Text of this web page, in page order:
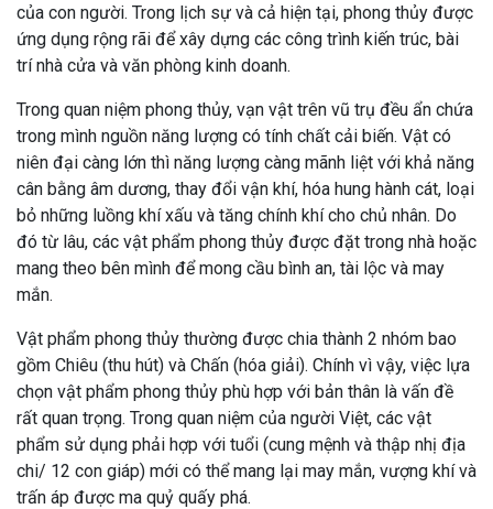
của con người. Trong lịch sự và cả hiện tại, phong thủy được
ứng dụng rộng rãi để xây dựng các công trình kiến trúc, bài
trí nhà cửa và văn phòng kinh doanh.
Trong quan niệm phong thủy, vạn vật trên vũ trụ đều ẩn chứa
trong mình nguồn năng lượng có tính chất cải biến. Vật có
niên đại càng lớn thì năng lượng càng mãnh liệt với khả năng
cân bằng âm dương, thay đổi vận khí, hóa hung hành cát, loại
bỏ những luồng khí xấu và tăng chính khí cho chủ nhân. Do
đó từ lâu, các vật phẩm phong thủy được đặt trong nhà hoặc
mang theo bên mình để mong cầu bình an, tài lộc và may
mắn.
Vật phẩm phong thủy thường được chia thành 2 nhóm bao
gồm Chiêu (thu hút) và Chấn (hóa giải). Chính vì vậy, việc lựa
chọn vật phẩm phong thủy phù hợp với bản thân là vấn đề
rất quan trọng. Trong quan niệm của người Việt, các vật
phẩm sử dụng phải hợp với tuổi (cung mệnh và thập nhị địa
chi/ 12 con giáp) mới có thể mang lại may mắn, vượng khí và
trấn áp được ma quỷ quấy phá.